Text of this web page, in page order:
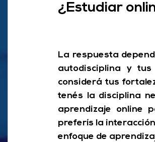
¿Estudiar
La respuesta
autodisciplina y
considerá tus
tenés la disciplina
aprendizaje online
preferís la
enfoque de